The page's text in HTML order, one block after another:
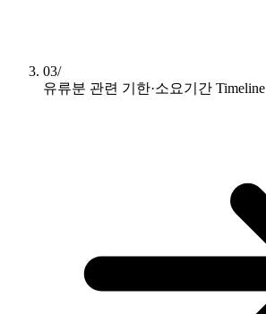
03/
유류분 관련 기한·소요기간 Timeline